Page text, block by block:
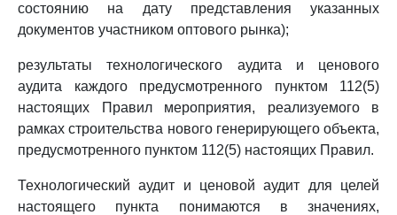
состоянию на дату представления указанных
документов участником оптового рынка);
результаты технологического аудита и ценового
аудита каждого предусмотренного пунктом 112(5)
настоящих Правил мероприятия, реализуемого в
рамках строительства нового генерирующего объекта,
предусмотренного пунктом 112(5) настоящих Правил.
Технологический аудит и ценовой аудит для целей
настоящего пункта понимаются в значениях,